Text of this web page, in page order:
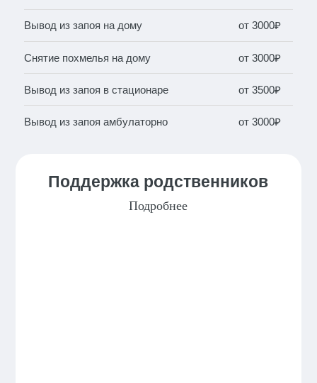
Вывод из запоя на дому от 3000₽
Снятие похмелья на дому от 3000₽
Вывод из запоя в стационаре от 3500₽
Вывод из запоя амбулаторно от 3000₽
Поддержка родственников
Подробнее